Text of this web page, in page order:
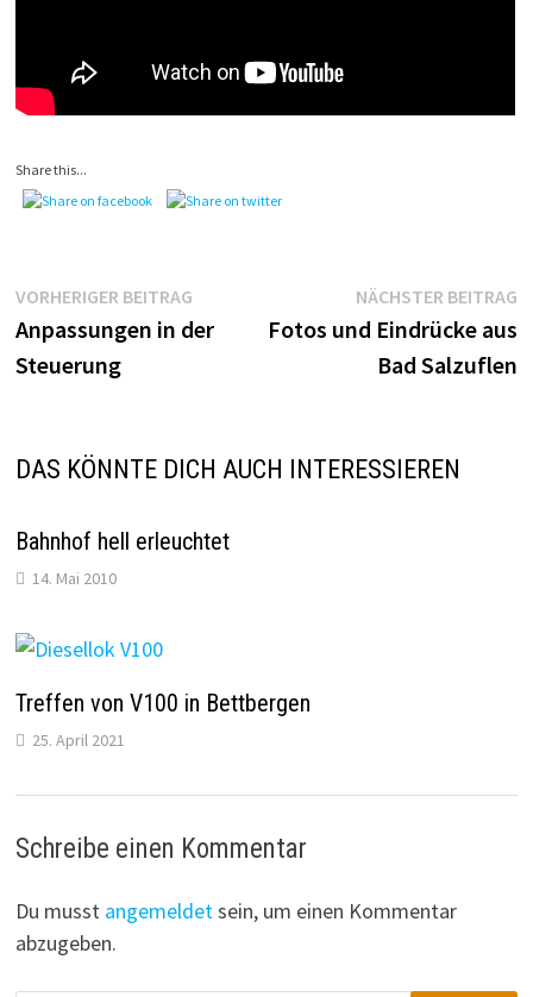
Share this...
Beitragsnavigation
VORHERIGER BEITRAGVorheriger
Beitrag:
Anpassungen in der
Steuerung
NÄCHSTER BEITRAG
Fotos und Eindrücke aus
Bad Salzuflen
DAS KÖNNTE DICH AUCH INTERESSIEREN
Bahnhof hell erleuchtet
14. Mai 2010
Treffen von V100 in Bettbergen
25. April 2021
Schreibe einen Kommentar
Du musst angemeldetsein, um einen Kommentar
abzugeben.